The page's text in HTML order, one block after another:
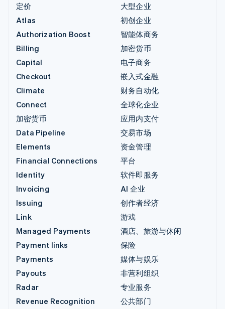
定价
Atlas
Authorization Boost
Billing
Capital
Checkout
Climate
Connect
加密货币
Data Pipeline
Elements
Financial Connections
Identity
Invoicing
Issuing
Link
Managed Payments
Payment links
Payments
Payouts
Radar
Revenue Recognition
大型企业
初创企业
智能体商务
加密货币
电子商务
嵌入式金融
财务自动化
全球化企业
应用内支付
交易市场
资金管理
平台
软件即服务
AI 企业
创作者经济
游戏
酒店、旅游与休闲
保险
媒体与娱乐
非营利组织
专业服务
公共部门